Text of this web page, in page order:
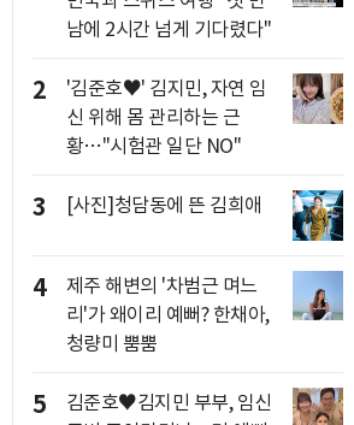
남에 2시간 넘게 기다렸다"
2
'김준호♥' 김지민, 자연 임
신 위해 몸 관리하는 근
황…"시험관 일단 NO"
3 [사진]청담동에 뜬 김희애
4
제주 해변의 '차범근 며느
리'가 왜이리 예뻐? 한채아,
청량미 뿜뿜
5
김준호♥김지민 부부, 임신